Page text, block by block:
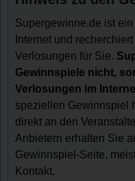
Supergewinne.de ist
Internet und
Verlosungen für Sie.
Gewinnspiele nicht,
Verlosungen im
speziellen Gewinnspiel
direkt an den
Anbietern erhalten Sie
Gewinnspiel-Seite,
Kontakt.